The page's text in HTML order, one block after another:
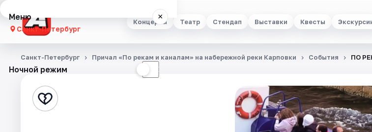
Концерты Театр Стендап Выставки Квесты
Меню ×
Санкт-Петербург
Концерты
Стендап
Ночной режим ☾
Санкт-Петербург Причал «По рекам и каналам» на набережной реки Карповки События ПО